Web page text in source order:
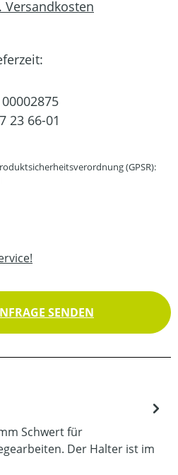
Versandkosten
23 66-01
(GPSR):
SENDEN
Schwert für
Der Halter ist im